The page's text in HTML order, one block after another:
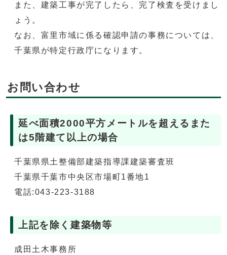
また、建築工事が完了したら、完了検査を受けまし
ょう。
なお、富里市域に係る確認申請の事務については、
千葉県が特定行政庁になります。
お問い合わせ
延べ面積2000平方メートルを超えるまた
は5階建て以上の場合
千葉県県土整備部建築指導課建築審査班
千葉県千葉市中央区市場町1番地1
電話:043-223-3188
上記を除く建築物等
成田土木事務所